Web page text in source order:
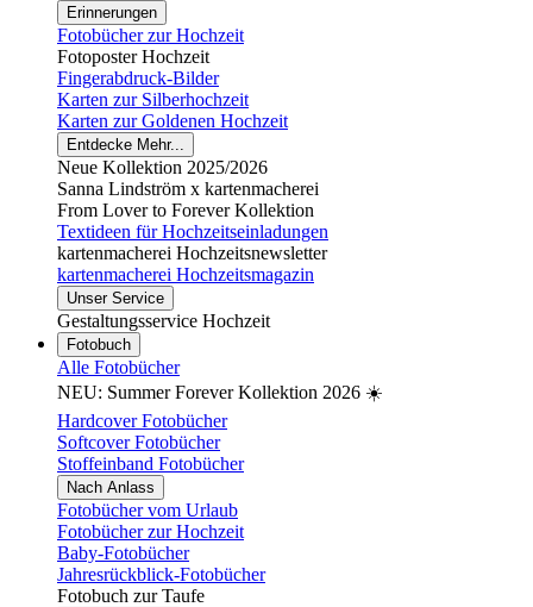
Erinnerungen
Fotobücher zur Hochzeit
Fotoposter Hochzeit
Fingerabdruck-Bilder
Karten zur Silberhochzeit
Karten zur Goldenen Hochzeit
Entdecke Mehr...
Neue Kollektion 2025/2026
Sanna Lindström x kartenmacherei
From Lover to Forever Kollektion
Textideen für Hochzeitseinladungen
kartenmacherei Hochzeitsnewsletter
kartenmacherei Hochzeitsmagazin
Unser Service
Gestaltungsservice Hochzeit
Fotobuch
Alle Fotobücher
NEU: Summer Forever Kollektion 2026 ☀️
Hardcover Fotobücher
Softcover Fotobücher
Stoffeinband Fotobücher
Nach Anlass
Fotobücher vom Urlaub
Fotobücher zur Hochzeit
Baby-Fotobücher
Jahresrückblick-Fotobücher
Fotobuch zur Taufe